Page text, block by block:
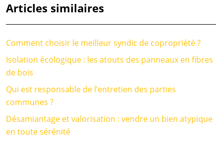
Articles similaires
Comment choisir le meilleur syndic de copropriété ?
Isolation écologique : les atouts des panneaux en fibres
de bois
Qui est responsable de l’entretien des parties
communes ?
Désamiantage et valorisation : vendre un bien atypique
en toute sérénité